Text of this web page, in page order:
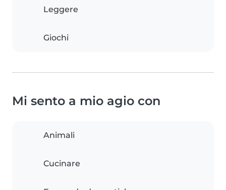
Leggere
Giochi
Mi sento a mio agio con
Animali
Cucinare